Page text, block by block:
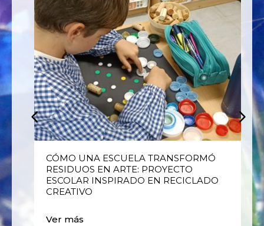
CÓMO UNA ESCUELA TRANSFORMÓ
RESIDUOS EN ARTE: PROYECTO
ESCOLAR INSPIRADO EN RECICLADO
CREATIVO
Ver más